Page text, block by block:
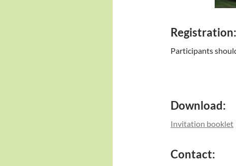
Registration:
Participants
Download:
Invitation booklet
Contact: